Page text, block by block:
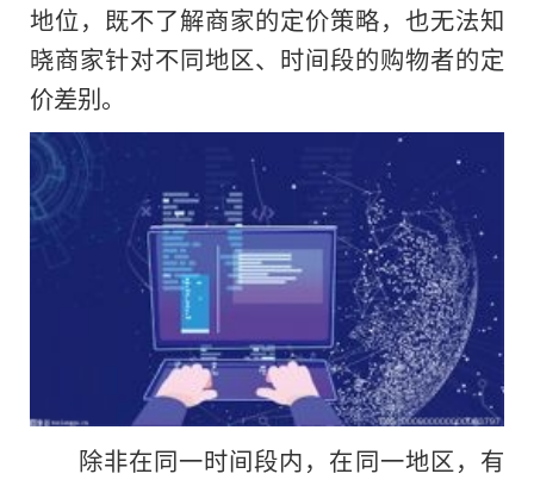
地位，既不了解商家的定价策略，也无法知
晓商家针对不同地区、时间段的购物者的定
价差别。
除非在同一时间段内，在同一地区，有